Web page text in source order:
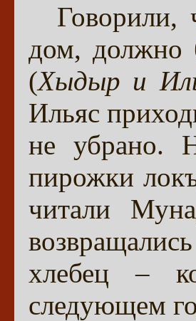
дом, должно
(Хыдыр и
Ильяс
не убрано.
пирожки
читали
хлебец –
следующем